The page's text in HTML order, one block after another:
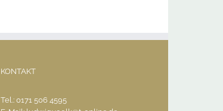
KONTAKT
Tel.: 0171 506 4595